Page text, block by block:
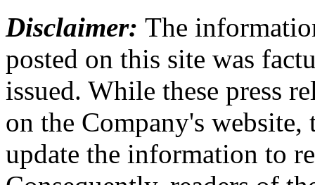
Disclaimer: The
posted on this site was
issued. While these press
on the Company's website,
update the information to